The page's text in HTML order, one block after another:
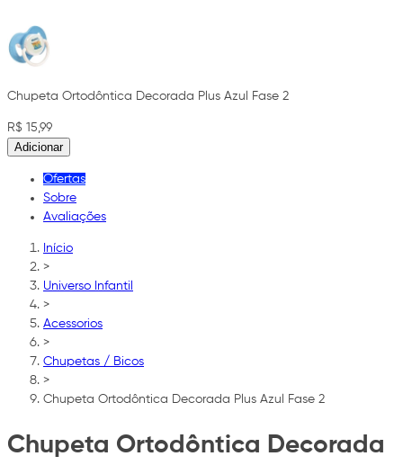
Chupeta Ortodôntica Decorada Plus Azul Fase 2
R$ 15,99
Adicionar
Ofertas
Sobre
Avaliações
Início
>
Universo Infantil
>
Acessorios
>
Chupetas / Bicos
>
Chupeta Ortodôntica Decorada Plus Azul Fase 2
Chupeta Ortodôntica Decorada